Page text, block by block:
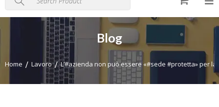
Blog
Home Lavoro L’#azienda non può essere «#sede #protetta» per